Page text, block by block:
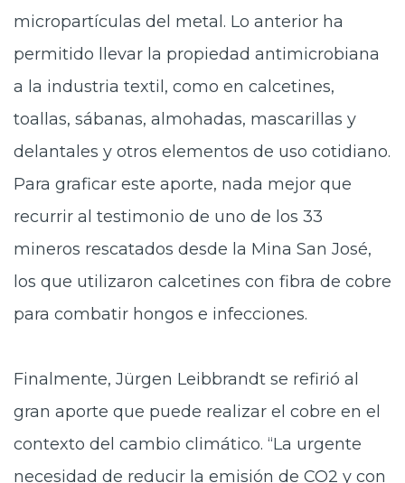
micropartículas del metal. Lo anterior ha
permitido llevar la propiedad antimicrobiana
a la industria textil, como en calcetines,
toallas, sábanas, almohadas, mascarillas y
delantales y otros elementos de uso cotidiano.
Para graficar este aporte, nada mejor que
recurrir al testimonio de uno de los 33
mineros rescatados desde la Mina San José,
los que utilizaron calcetines con fibra de cobre
para combatir hongos e infecciones.
Finalmente, Jürgen Leibbrandt se refirió al
gran aporte que puede realizar el cobre en el
contexto del cambio climático. “La urgente
necesidad de reducir la emisión de CO2 y con